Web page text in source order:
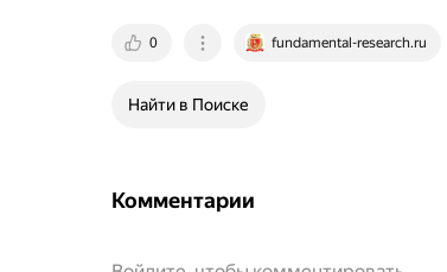
0 fundamental-research.ru
Найти в Поиске
Комментарии